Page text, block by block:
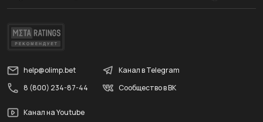
help@olimp.bet
8 (800) 234-87-44
Канал в Telegram
Сообщество в ВК
Канал на Youtube